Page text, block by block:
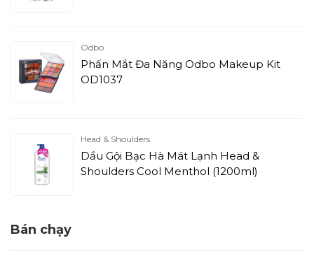
Odbo
Phấn Mắt Đa Năng Odbo Makeup Kit
OD1037
Head & Shoulders
Dầu Gội Bạc Hà Mát Lạnh Head &
Shoulders Cool Menthol (1200ml)
Bán chạy